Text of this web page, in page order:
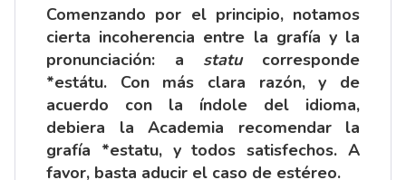
Comenzando por el principio, notamos
cierta incoherencia entre la grafía y la
pronunciación: a statucorresponde
*estátu. Con más clara razón, y de
acuerdo con la índole del idioma,
debiera la Academia recomendar la
grafía *estatu, y todos satisfechos. A
favor, basta aducir el caso de estéreo.